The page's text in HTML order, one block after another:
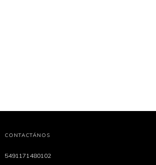
CONTACTÁNOS
5491171480102